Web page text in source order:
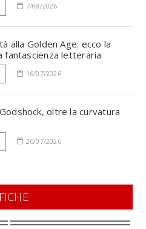
7/08/2026
alla Golden Age: ecco la
fantascienza letteraria
16/07/2026
oltre la curvatura
26/07/2026